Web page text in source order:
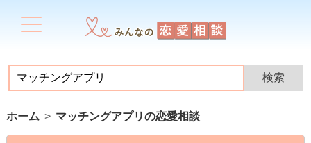
ホーム マッチングアプリの恋愛相談